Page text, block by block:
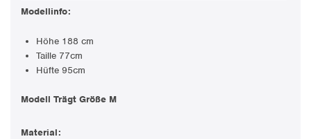
Modellinfo:
Höhe 188 cm
Taille 77cm
Hüfte 95cm
Modell Trägt Größe M
Material: